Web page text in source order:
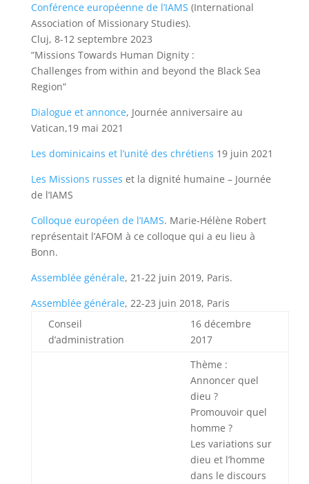
Conférence européenne de l’IAMS (International
Association of Missionary Studies).
Cluj, 8-12 septembre 2023
“Missions Towards Human Dignity :
Challenges from within and beyond the Black Sea
Region”
Dialogue et annonce, Journée anniversaire au
Vatican,19 mai 2021
Les dominicains et l’unité des chrétiens 19 juin 2021
Les Missions russes et la dignité humaine – Journée
de l’IAMS
Colloque européen de l’IAMS. Marie-Hélène Robert
représentait l’AFOM à ce colloque qui a eu lieu à
Bonn.
Assemblée générale, 21-22 juin 2019, Paris.
Assemblée générale, 22-23 juin 2018, Paris
Conseil
d’administration
16 décembre
2017
Thème :
Annoncer quel
dieu ?
Promouvoir quel
homme ?
Les variations sur
dieu et l’homme
dans le discours